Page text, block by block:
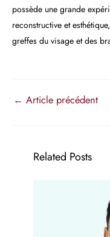
possède une grande
reconstructive et
greffes du visage et des
← Article précédent
Related Posts